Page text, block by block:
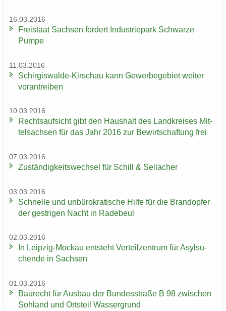
16.03.2016
Frei­staat Sach­sen för­dert In­dus­trie­park Schwar­ze
Pumpe
11.03.2016
Schirgiswalde-​Kirschau kann Ge­wer­be­ge­biet wei­ter
vor­an­trei­ben
10.03.2016
Rechts­auf­sicht gibt den Haus­halt des Land­krei­ses Mit­
tel­sach­sen für das Jahr 2016 zur Be­wirt­schaf­tung frei
07.03.2016
Zu­stän­dig­keits­wech­sel für Schill & Seil­a­cher
03.03.2016
Schnel­le und un­bü­ro­kra­ti­sche Hilfe für die Brand­op­fer
der gest­ri­gen Nacht in Ra­de­beul
02.03.2016
In Leipzig-​Mockau ent­steht Ver­teil­zen­trum für Asyl­su­
chen­de in Sach­sen
01.03.2016
Bau­recht für Aus­bau der Bun­des­stra­ße B 98 zwi­schen
Soh­land und Orts­teil Was­ser­grund